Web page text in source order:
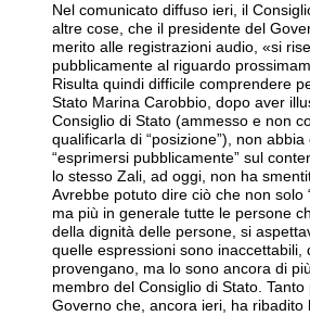
Nel comunicato diffuso ieri, il
altre cose, che il presidente del
merito alle registrazioni audio, «si
pubblicamente al riguardo
Risulta quindi difficile comprendere
Stato Marina Carobbio, dopo aver
Consiglio di Stato (ammesso e non
qualificarla di “posizione”), non abbia
“esprimersi pubblicamente” sul
lo stesso Zali, ad oggi, non ha
Avrebbe potuto dire ciò che non solo
ma più in generale tutte le persone
della dignità delle persone, si
quelle espressioni sono inaccettabili,
provengano, ma lo sono ancora di
membro del Consiglio di Stato.
Governo che, ancora ieri, ha ribadito